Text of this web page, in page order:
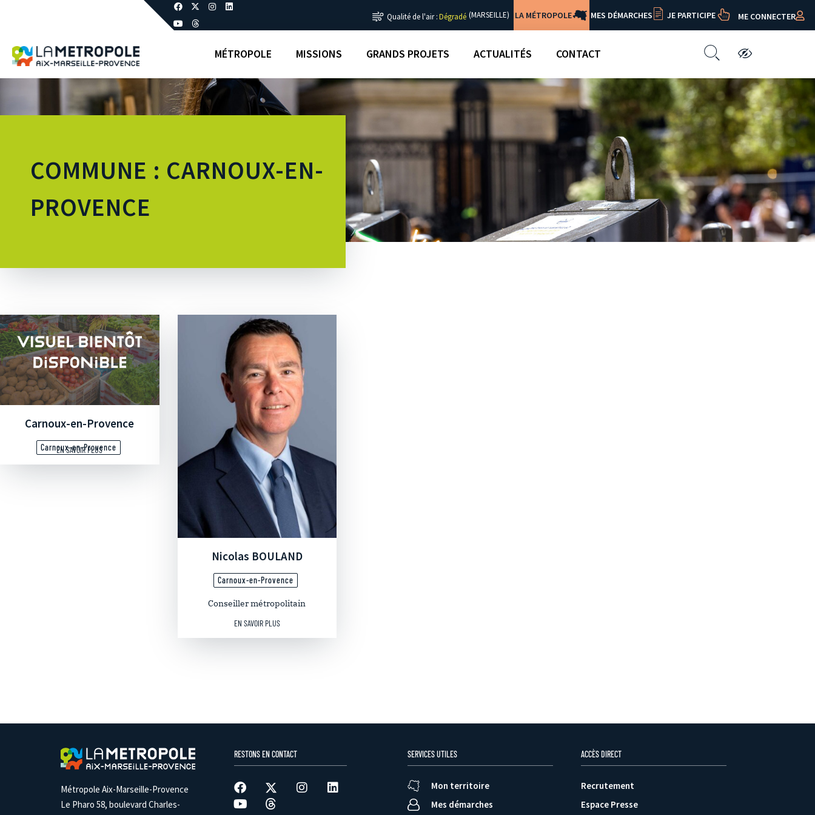
Qualité de l'air :Dégradé (MARSEILLE) LA MÉTROPOLE MES DÉMARCHES JE PARTICIPE ME CONNECTER
MÉTROPOLE MISSIONS GRANDS PROJETS ACTUALITÉS CONTACT
COMMUNE : CARNOUX-EN-
PROVENCE
Carnoux-en-Provence
Carnoux-en-Provence
EN SAVOIR PLUS
Nicolas BOULAND
Carnoux-en-Provence
Conseiller métropolitain
EN SAVOIR PLUS
Métropole Aix-Marseille-Provence
Le Pharo 58, boulevard Charles-
RESTONS EN CONTACT SERVICES UTILES
Mon territoire
Mes démarches
ACCÈS DIRECT
Recrutement
Espace Presse